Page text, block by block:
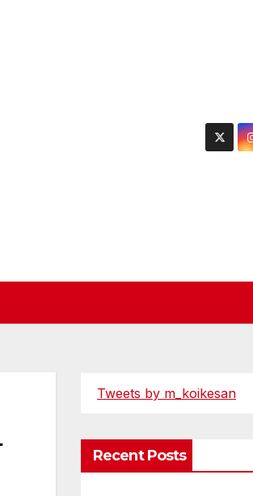
Tweets by m_koikesan
Recent Posts